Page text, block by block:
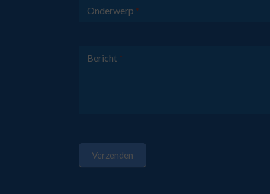
Onderwerp *
Bericht *
Verzenden